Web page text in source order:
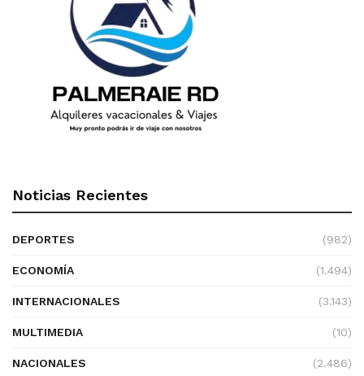
Noticias Recientes
DEPORTES (982)
ECONOMÍA (1.494)
INTERNACIONALES (3.143)
MULTIMEDIA (10)
NACIONALES (2.486)